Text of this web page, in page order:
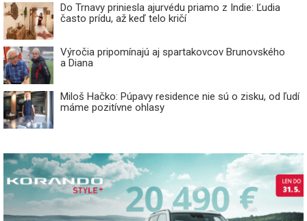
Do Trnavy priniesla ajurvédu priamo z Indie: Ľudia
často prídu, až keď telo kričí
Výročia pripomínajú aj spartakovcov Brunovského
a Diana
Miloš Hačko: Púpavy residence nie sú o zisku, od ľudí
máme pozitívne ohlasy